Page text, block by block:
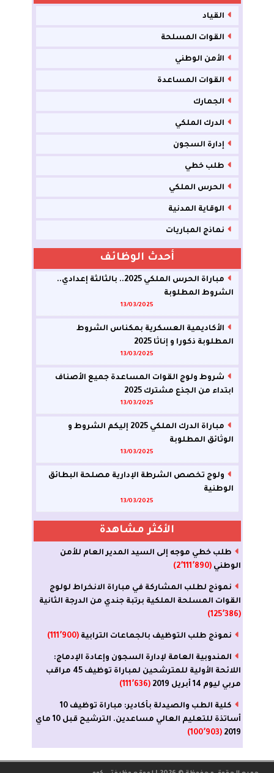
القياد
القوات المسلحة
الأمن الوطني
القوات المساعدة
الجمارك
الدرك الملكي
إدارة السجون
طلب خطي
الحرس الملكي
الوقاية المدنية
نماذج المباريات
أحدث الوظائف
مباراة الحرس الملكي 2025.. بالثالثة إعدادي..
الشروط المطلوبة
13/03/2025
الأكاديمية العسكرية بمكناس الشروط
المطلوبة ذكورا و إناثا 2025
13/03/2025
شروط ولوج القوات المساعدة جميع الأصناف
ابتداء من الجذع مشترك 2025
13/03/2025
مباراة الدرك الملكي 2025 إليكم الشروط و
الوثائق المطلوبة
13/03/2025
ولوج تخصص الشرطة الإدارية مصلحة البطائق
الوطنية
13/03/2025
الأكثر مشاهدة
طلب خطي موجه إلى السيد المدير العام للأمن
الوطني (2٬111٬890)
نموذج لطلب المشاركة في مباراة الانخراط لولوج
القوات المسلحة الملكية برتبة جندي من الدرجة الثانية
(125٬386)
نموذج طلب التوظيف بالجماعات الترابية (111٬900)
المندوبية العامة لإدارة السجون وإعادة الإدماج:
اللائحة الأولية للمترشحين لمباراة توظيف 45 مراقب
مربي ليوم 14 أبريل 2019
(111٬636)
كلية الطب والصيدلة بأكادير: مباراة توظيف 10
أساتذة للتعليم العالي مساعدين. الترشيح قبل 10 ماي
2019 (100٬903)